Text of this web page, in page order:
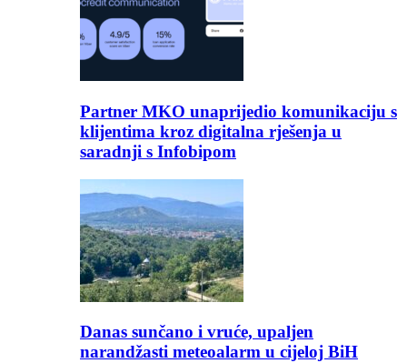
Partner MKO unaprijedio komunikaciju s
klijentima kroz digitalna rješenja u
saradnji s Infobipom
Danas sunčano i vruće, upaljen
narandžasti meteoalarm u cijeloj BiH